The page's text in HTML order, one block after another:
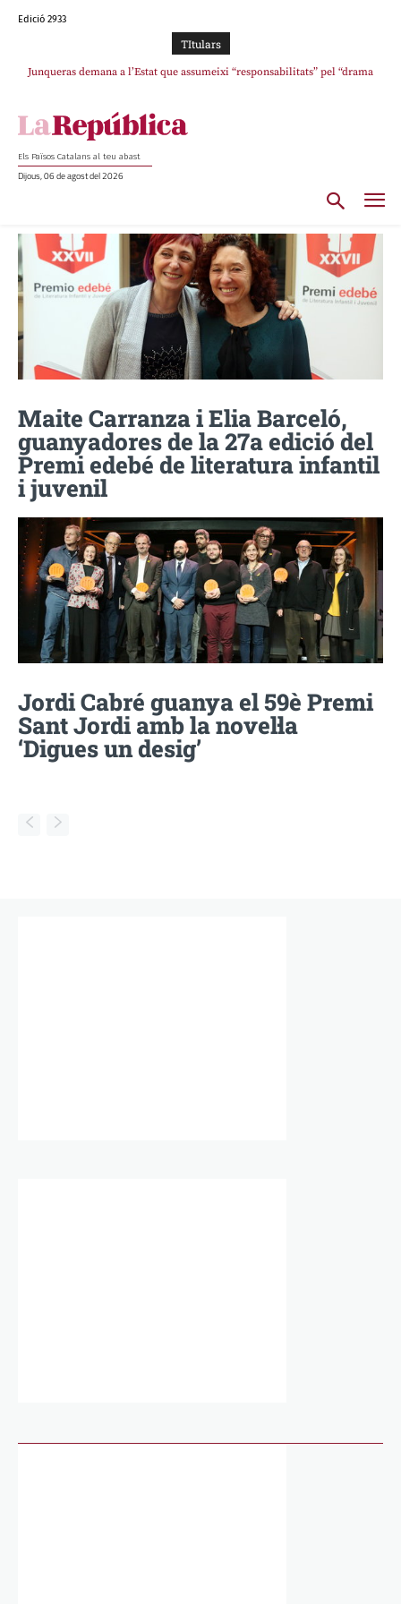
Edició 2933
TItulars
Junqueras demana a l’Estat que assumeixi “responsabilitats” pel “drama
Els Països Catalans al teu abast
Dijous, 06 de agost del 2026
Maite Carranza i Elia Barceló,
guanyadores de la 27a edició del
Premi edebé de literatura infantil
i juvenil
Jordi Cabré guanya el 59è Premi
Sant Jordi amb la novel·la
‘Digues un desig’